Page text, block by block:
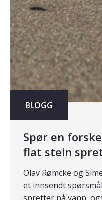
BLOGG
Spør en
flat stein
Olav Rømcke og
et innsendt